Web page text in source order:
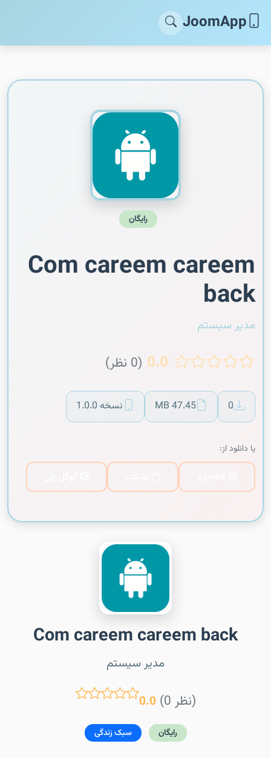
JoomApp
رایگان
Com careem careem
back
مدیر سیستم
0.0 (0 نظر)
0
47.45 MB نسخه 1.0.0
یا دانلود از:
Com careem careem back
مدیر سیستم
0.0 (0 نظر)
رایگان سبک زندگی